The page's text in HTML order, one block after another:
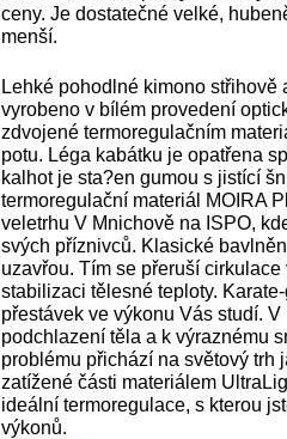
ceny. Je dostatečné velké,
menší.
Lehké pohodlné kimono střihově
vyrobeno v bílém provedení
zdvojené termoregulačním
potu. Léga kabátku je opatřena
kalhot je sta?en gumou s jistící
termoregulační materiál MOIRA
veletrhu V Mnichově na ISPO,
svých příznivců. Klasické
uzavřou. Tím se přeruší
stabilizaci tělesné teploty.
přestávek ve výkonu Vás studí.
podchlazení těla a k výraznému
problému přichází na světový trh
zatížené části materiálem
ideální termoregulace, s kterou
výkonů.